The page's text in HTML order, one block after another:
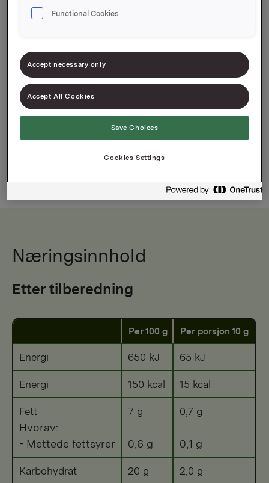
Pølsas beste venn
Bredt bruksområde
Næringsinnhold
Etter tilberedning
Per 100 g Per porsjon 10 g
Energi 650 kJ 65 kJ
Energi 150 kcal 15 kcal
Fett
Hvorav:
- Mettede fettsyrer
7 g
0,6 g
0,7 g
0,1 g
Karbohydrat 20 g 2,0 g
Functional Cookies
Accept necessary only
Accept All Cookies
Save Choices
Cookies Settings